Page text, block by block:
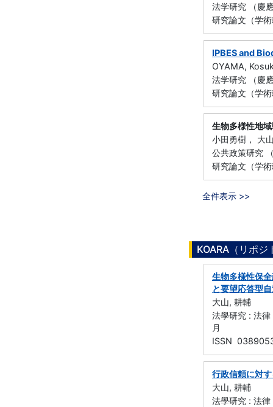
法学研究 （慶
研究論文（学
IPBES and
OYAMA,
法学研究 （慶
研究論文（学
生物多様性地
小田勇樹， 大
公共政策研究
研究論文（学
全件表示 >>
KOARA（リポ
生物多様性保
と要望応答型
大山, 耕輔
法學研究 : 法
月
ISSN
行政信頼に対
大山, 耕輔
法學研究 : 法